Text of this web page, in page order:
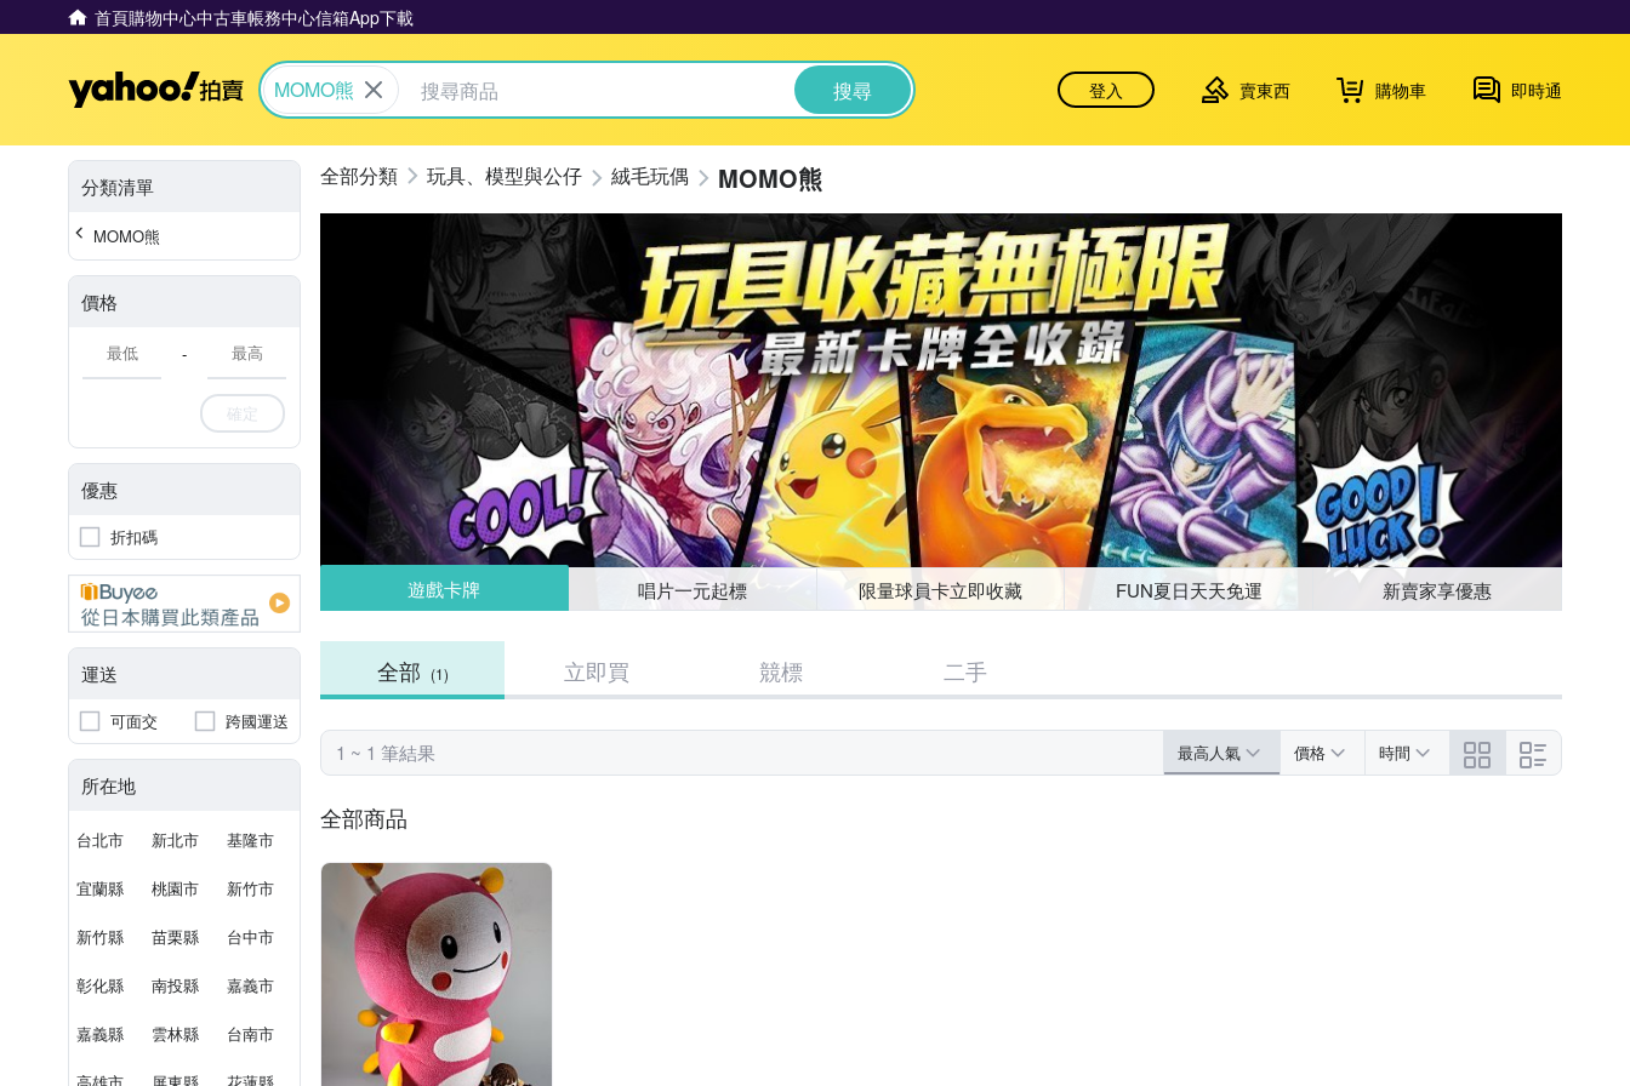
首頁購物中心中古車帳務中心信箱App下載
Yahoo拍賣
MOMO熊 搜尋 登入 賣東西 購物車 即時通
分類清單
MOMO熊
價格
-
確定
優惠
折扣碼
運送
可面交 跨國運送
所在地
台北市 新北市 基隆市
宜蘭縣 桃園市 新竹市
新竹縣 苗栗縣 台中市
彰化縣 南投縣 嘉義市
嘉義縣 雲林縣 台南市
玩具、模型與公仔 絨毛玩偶 MOMO熊
遊戲卡牌 唱片一元起標 限量球員卡立即收藏 FUN夏日天天免運 新賣家享優惠
全部 (1) 立即買 競標 二手
1 ~ 1 筆結果 最高人氣 價格 時間
全部商品